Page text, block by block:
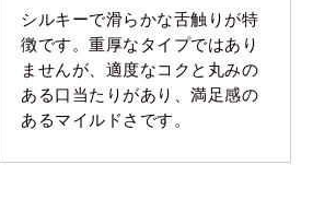
シルキーで滑らかな舌触りが特
徴です。重厚なタイプではあり
ませんが、適度なコクと丸みの
ある口当たりがあり、満足感の
あるマイルドさです。